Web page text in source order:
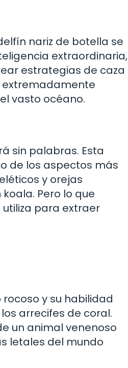
nariz de botella se
extraordinaria,
estrategias de caza
extremadamente
vasto océano.
sin palabras. Esta
de los aspectos más
y orejas
Pero lo que
para extraer
y su habilidad
arrecifes de coral.
un animal venenoso
letales del mundo